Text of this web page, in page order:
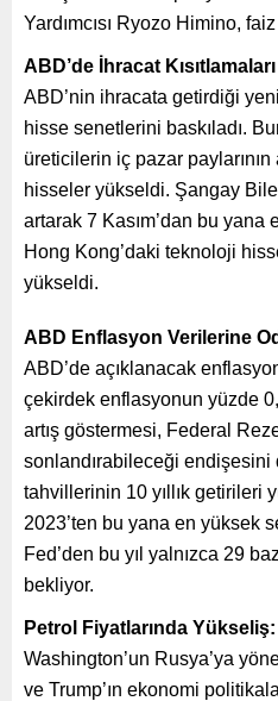
Yardımcısı Ryozo Himino, faiz
ABD’de İhracat
ABD’nin ihracata getirdiği
hisse senetlerini baskıladı.
üreticilerin iç pazar paylarının
hisseler yükseldi. Şangay
artarak 7 Kasım’dan bu yana
Hong Kong’daki teknoloji
yükseldi.
ABD Enflasyon Verilerine
ABD’de açıklanacak
çekirdek enflasyonun yüzde
artış göstermesi, Federal
sonlandırabileceği endişesini
tahvillerinin 10 yıllık getirileri
2023’ten bu yana en yüksek
Fed’den bu yıl yalnızca 29
bekliyor.
Petrol Fiyatlarında Yükseliş:
Washington’un Rusya’ya
ve Trump’ın ekonomi